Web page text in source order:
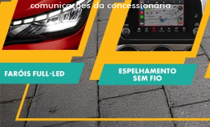
comunicações da concessionária.
ENTRAR EM CONTATO
VISUALIZE O